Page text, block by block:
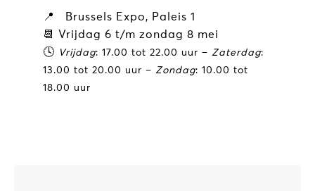
📍 Brussels Expo, Paleis 1
📆 Vrijdag 6 t/m zondag 8 mei
🕓
Vrijdag: 17.00 tot 22.00 uur – Zaterdag:
13.00 tot 20.00 uur – Zondag: 10.00 tot
18.00 uur